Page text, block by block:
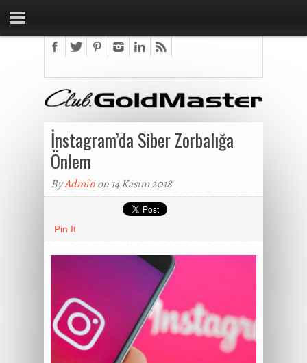
İnstagram’da Siber Zorbalığa
Önlem
ByAdminon 14 Kasım 2018
Pin It